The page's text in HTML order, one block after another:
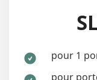
pour 1
pour